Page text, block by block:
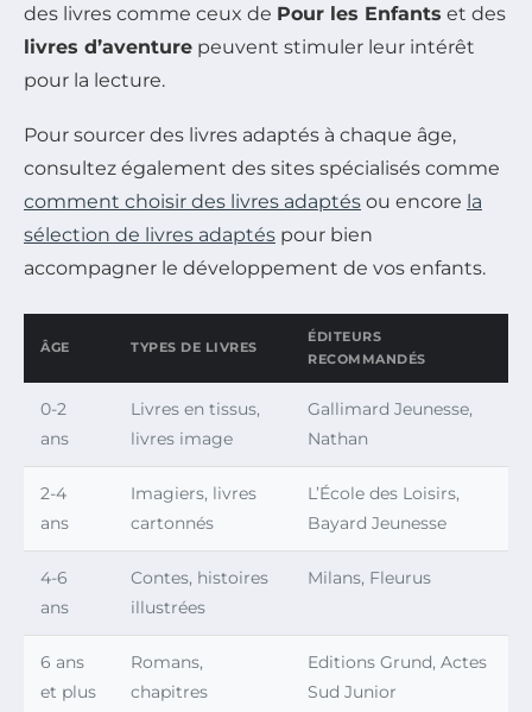
des livres comme ceux de Pour les Enfants et des
livres d’aventure peuvent stimuler leur intérêt
pour la lecture.
Pour sourcer des livres adaptés à chaque âge,
consultez également des sites spécialisés comme
comment choisir des livres adaptés ou encore la
sélection de livres adaptés pour bien
accompagner le développement de vos enfants.
ÂGE TYPES DE LIVRES
ÉDITEURS
RECOMMANDÉS
0-2
ans
Livres en tissus,
livres image
Gallimard Jeunesse,
Nathan
2-4
ans
Imagiers, livres
cartonnés
L’École des Loisirs,
Bayard Jeunesse
4-6
ans
Contes, histoires
illustrées
Milans, Fleurus
6 ans
et plus
Romans,
chapitres
Editions Grund, Actes
Sud Junior